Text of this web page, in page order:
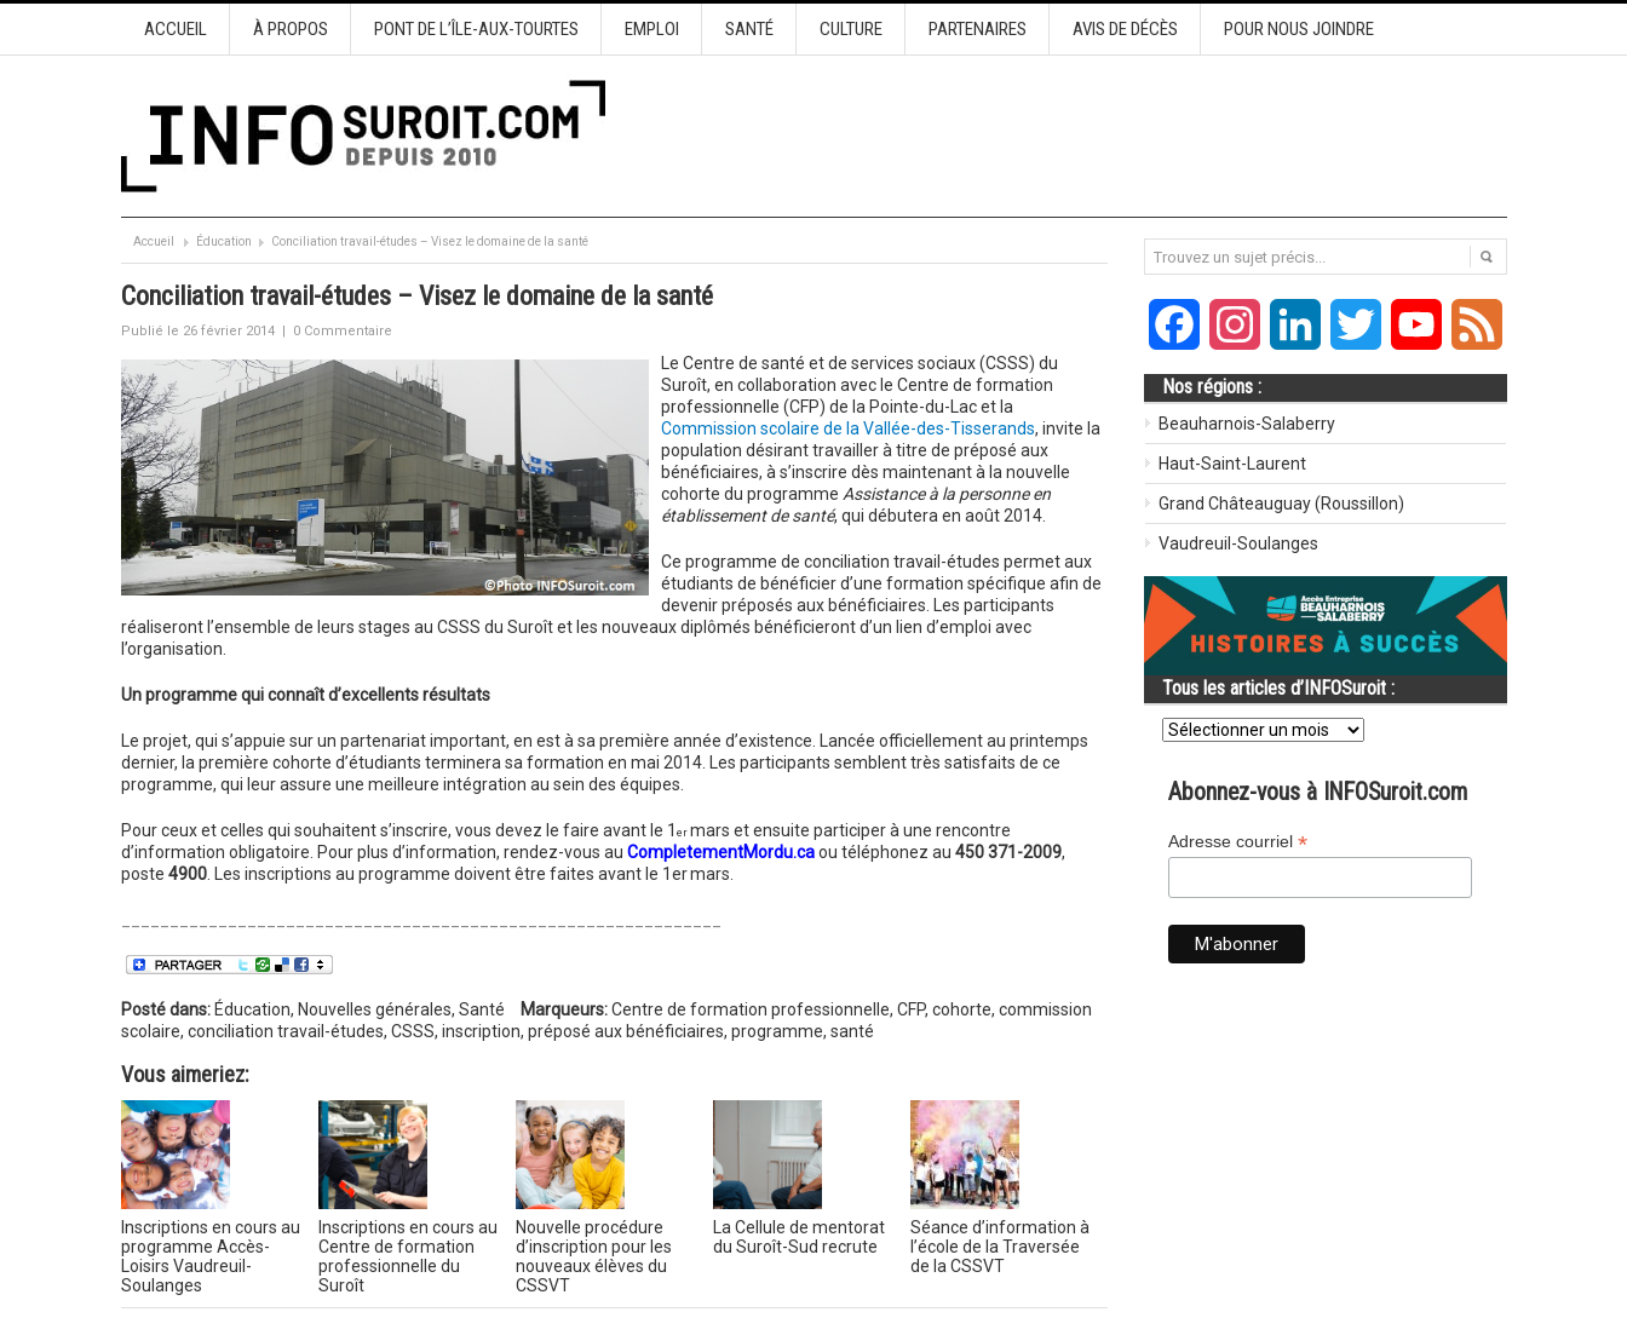
ACCUEIL À PROPOS PONT DE L’ÎLE-AUX-TOURTES EMPLOI SANTÉ CULTURE PARTENAIRES AVIS DE DÉCÈS POUR NOUS JOINDRE
Accueil Éducation Conciliation travail-études – Visez le domaine de la santé
Conciliation travail-études – Visez le domaine de la santé
Publié le 26 février 2014 | 0 Commentaire
Le Centre de santé et de services sociaux (CSSS) du
Suroît, en collaboration avec le Centre de formation
professionnelle (CFP) de la Pointe-du-Lac et la
Commission scolaire de la Vallée-des-Tisserands, invite la
population désirant travailler à titre de préposé aux
bénéficiaires, à s’inscrire dès maintenant à la nouvelle
cohorte du programme Assistance à la personne en
établissement de santé, qui débutera en août 2014.
Ce programme de conciliation travail-études permet aux
étudiants de bénéficier d’une formation spécifique afin de
devenir préposés aux bénéficiaires. Les participants
réaliseront l’ensemble de leurs stages au CSSS du Suroît et les nouveaux diplômés bénéficieront d’un lien d’emploi avec
l’organisation.
Un programme qui connaît d’excellents résultats
Le projet, qui s’appuie sur un partenariat important, en est à sa première année d’existence. Lancée officiellement au printemps
dernier, la première cohorte d’étudiants terminera sa formation en mai 2014. Les participants semblent très satisfaits de ce
programme, qui leur assure une meilleure intégration au sein des équipes.
Pour ceux et celles qui souhaitent s’inscrire, vous devez le faire avant le 1 er mars et ensuite participer à une rencontre
d’information obligatoire. Pour plus d’information, rendez-vous au CompletementMordu.ca ou téléphonez au 450 371-2009,
poste 4900. Les inscriptions au programme doivent être faites avant le 1ermars.
Posté dans: Éducation, Nouvelles générales, Santé Marqueurs: Centre de formation professionnelle, CFP, cohorte, commission
scolaire, conciliation travail-études, CSSS, inscription, préposé aux bénéficiaires, programme, santé
Vous aimeriez:
Inscriptions en cours au
programme Accès-
Loisirs Vaudreuil-
Soulanges
Inscriptions en cours au
Centre de formation
professionnelle du
Suroît
Nouvelle procédure
d’inscription pour les
nouveaux élèves du
CSSVT
La Cellule de mentorat
du Suroît-Sud recrute
Séance d’information à
l’école de la Traversée
de la CSSVT
FacebookInstagramLinkedIn Twitter YouTube
Nos régions :
Beauharnois-Salaberry
Haut-Saint-Laurent
Grand Châteauguay (Roussillon)
Vaudreuil-Soulanges
Tous les articles d’INFOSuroit :
Tous
les
d’INFOSuroit
Abonnez-vous à INFOSuroit.com
Adresse courriel *